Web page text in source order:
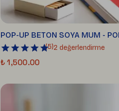
POP-UP BETON SOYA MUM -
(5)2 değerlendirme
₺ 1,500.00